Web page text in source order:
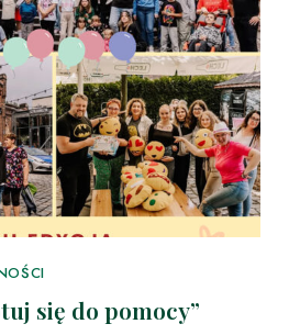
się do pomocy”